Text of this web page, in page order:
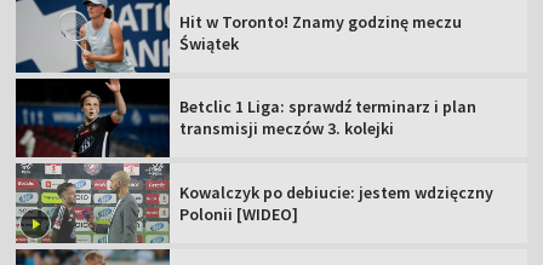
Hit w Toronto! Znamy godzinę meczu
Świątek
Betclic 1 Liga: sprawdź terminarz i plan
transmisji meczów 3. kolejki
Kowalczyk po debiucie: jestem wdzięczny
Polonii [WIDEO]